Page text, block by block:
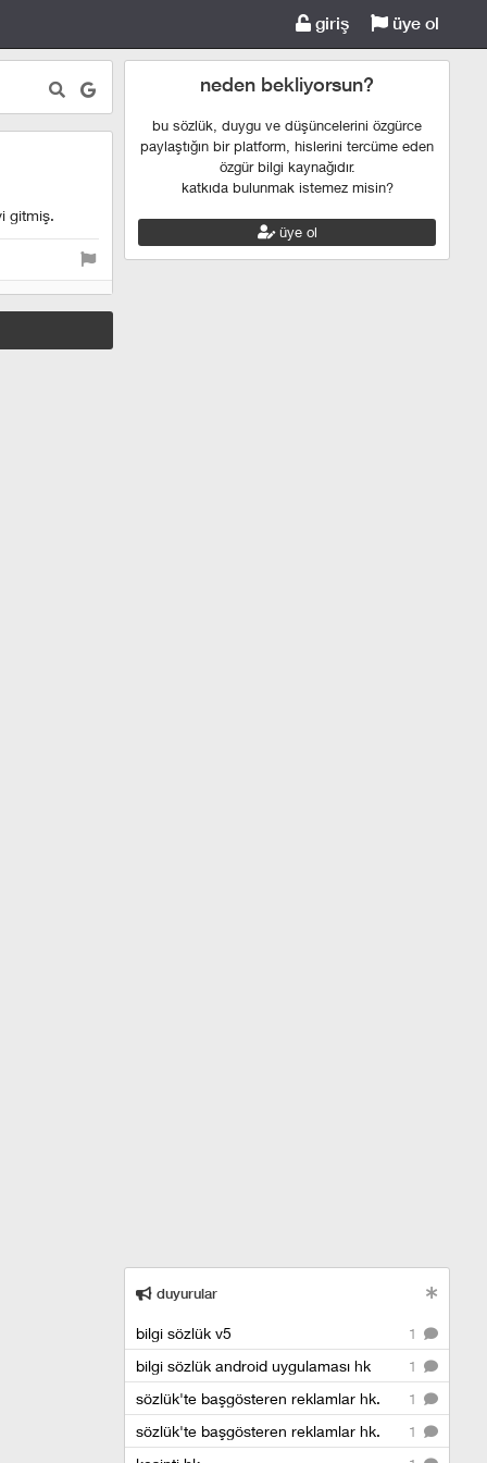
giriş üye ol
gitmiş.
neden bekliyorsun?
bu sözlük, duygu ve düşüncelerini özgürce
paylaştığın bir platform, hislerini tercüme eden
özgür bilgi kaynağıdır.
katkıda bulunmak istemez misin?
üye ol
duyurular
1
bilgi sözlük v5
1
bilgi sözlük android uygulaması hk
1
sözlük'te başgösteren reklamlar hk.
1
sözlük'te başgösteren reklamlar hk.